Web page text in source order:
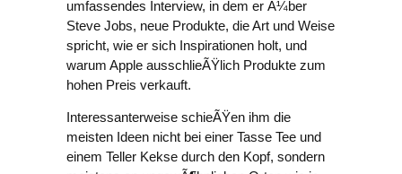
umfassendes Interview, in dem er Ã¼ber
Steve Jobs, neue Produkte, die Art und Weise
spricht, wie er sich Inspirationen holt, und
warum Apple ausschlieÃŸlich Produkte zum
hohen Preis verkauft.
Interessanterweise schieÃŸen ihm die
meisten Ideen nicht bei einer Tasse Tee und
einem Teller Kekse durch den Kopf, sondern